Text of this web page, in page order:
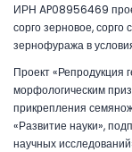
ИРН AP08956469
сорго зерновое,
зернофуража в
Проект «Репродукция
морфологическим
прикрепления
«Развитие науки»,
научных